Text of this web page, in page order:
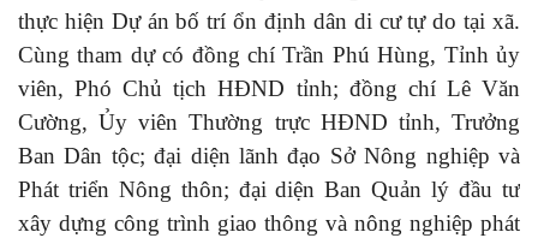
thực hiện Dự án bố trí ổn định dân di cư tự do tại xã.
Cùng tham dự có đồng chí Trần Phú Hùng, Tỉnh ủy
viên, Phó Chủ tịch HĐND tỉnh; đồng chí Lê Văn
Cường, Ủy viên Thường trực HĐND tỉnh, Trưởng
Ban Dân tộc; đại diện lãnh đạo Sở Nông nghiệp và
Phát triển Nông thôn; đại diện Ban Quản lý đầu tư
xây dựng công trình giao thông và nông nghiệp phát